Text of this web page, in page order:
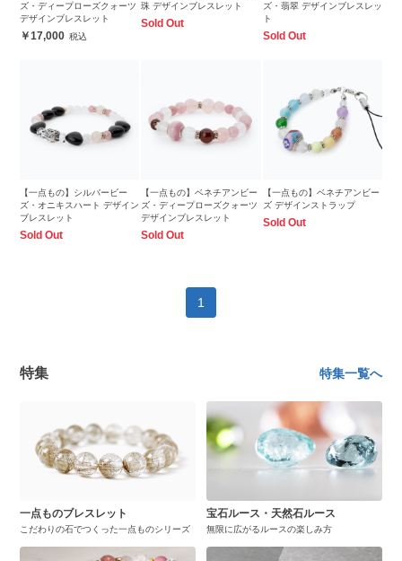
ズ・ディープローズクォーツ
デザインブレスレット
17,000
珠 デザインブレスレット
Sold Out
ズ・翡翠 デザインブレスレッ
ト
Sold Out
【一点もの】シルバービー
ズ・オニキスハート デザイン
ブレスレット
Sold Out
【一点もの】ベネチアンビー
ズ・ディープローズクォーツ
デザインブレスレット
Sold Out
【一点もの】ベネチアンビー
ズ デザインストラップ
Sold Out
1
特集 特集一覧へ
一点ものブレスレット
こだわりの石でつくった一点ものシリーズ
宝石ルース・天然石ルース
無限に広がるルースの楽しみ方